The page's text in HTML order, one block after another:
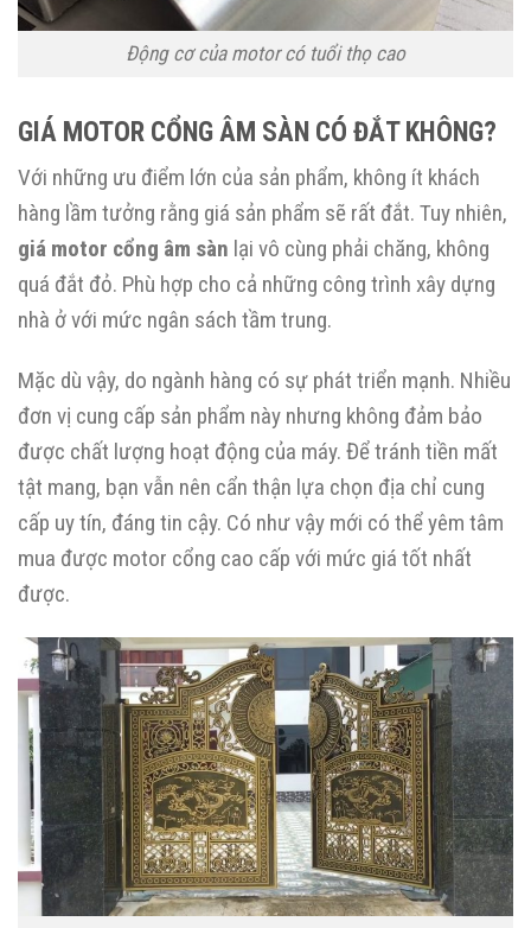
Động cơ của motor có tuổi thọ cao
GIÁ MOTOR CỔNG ÂM SÀN CÓ ĐẮT KHÔNG?
Với những ưu điểm lớn của sản phẩm, không ít khách
hàng lầm tưởng rằng giá sản phẩm sẽ rất đắt. Tuy nhiên,
giá motor cổng âm sàn lại vô cùng phải chăng, không
quá đắt đỏ. Phù hợp cho cả những công trình xây dựng
nhà ở với mức ngân sách tầm trung.
Mặc dù vậy, do ngành hàng có sự phát triển mạnh. Nhiều
đơn vị cung cấp sản phẩm này nhưng không đảm bảo
được chất lượng hoạt động của máy. Để tránh tiền mất
tật mang, bạn vẫn nên cẩn thận lựa chọn địa chỉ cung
cấp uy tín, đáng tin cậy. Có như vậy mới có thể yêm tâm
mua được motor cổng cao cấp với mức giá tốt nhất
được.